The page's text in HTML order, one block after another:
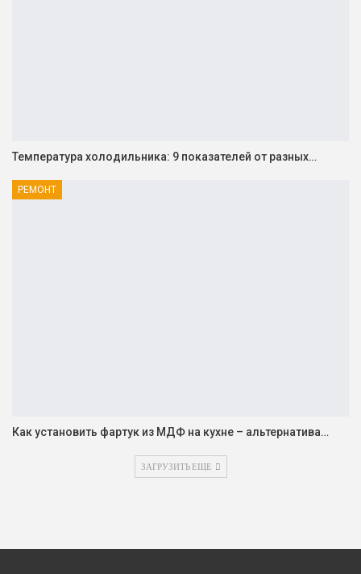
Температура холодильника: 9 показателей от разных…
РЕМОНТ
Как установить фартук из МДФ на кухне – альтернатива…
ЗАГРУЗИТЬ ЕЩЕ